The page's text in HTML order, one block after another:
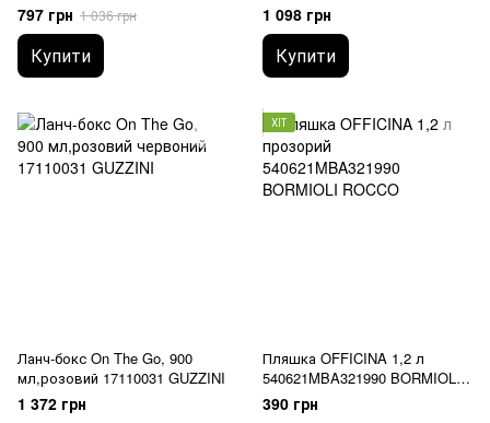
797 грн 1 036 грн
Купити
1 098 грн
Купити
Ланч-бокс On The Go, 900
мл,розовий 17110031 GUZZINI
1 372 грн
ХІТ
Пляшка OFFICINA 1,2 л
540621MBA321990 BORMIOLI
ROCCO
390 грн